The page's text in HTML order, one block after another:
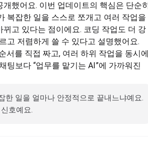
했어요. 이번 업데이트의 핵심은 단순히
복잡한 일을 스스로 쪼개고 여러 작업을
고 있다는 점이에요. 코딩 작업도 더 강
고 저렴하게 쓸 수 있다고 설명했어요.
서를 직접 짜고, 여러 하위 작업을 동시에
팅보다 “업무를 맡기는 AI”에 가까워진
한 일을 얼마나 안정적으로 끝내느냐예요.
호예요.